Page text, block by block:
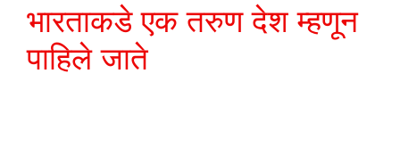
भारताकडे एक तरुण देश म्हणून
पाहिले जाते